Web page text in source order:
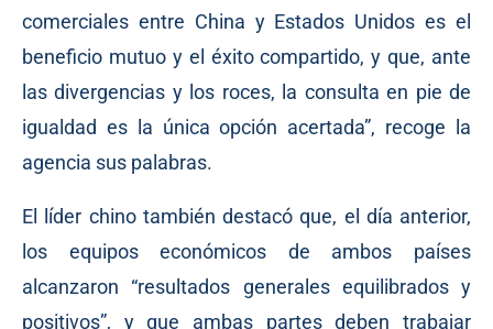
comerciales entre China y Estados Unidos es el
beneficio mutuo y el éxito compartido, y que, ante
las divergencias y los roces, la consulta en pie de
igualdad es la única opción acertada”, recoge la
agencia sus palabras.
El líder chino también destacó que, el día anterior,
los equipos económicos de ambos países
alcanzaron “resultados generales equilibrados y
positivos”, y que ambas partes deben trabajar